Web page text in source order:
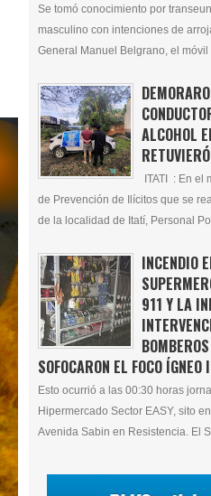
Se tomó conocimiento por
masculino con intenciones de
General Manuel Belgrano, el móvil
ALCOHOL
ITATI : En el
de Prevención de Ilícitos que se
de la localidad de Itatí, Personal
INCENDIO
911 Y LA
SOFOCARON EL FOCO
Esto ocurrió a las 00:30 horas
Hipermercado Sector EASY, sito
Avenida Sabin en Resistencia. El